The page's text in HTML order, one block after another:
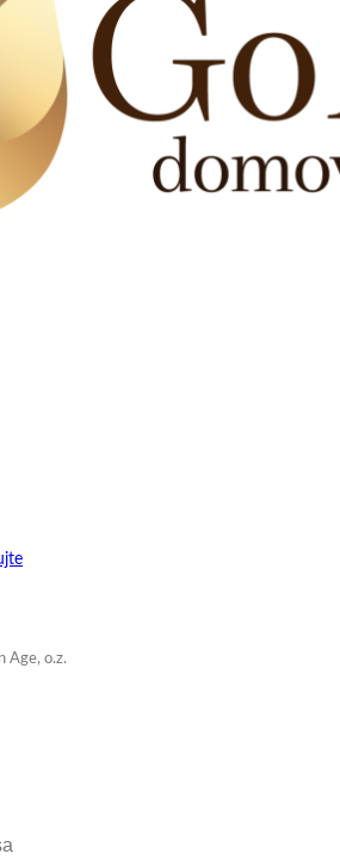
Age, o.z.